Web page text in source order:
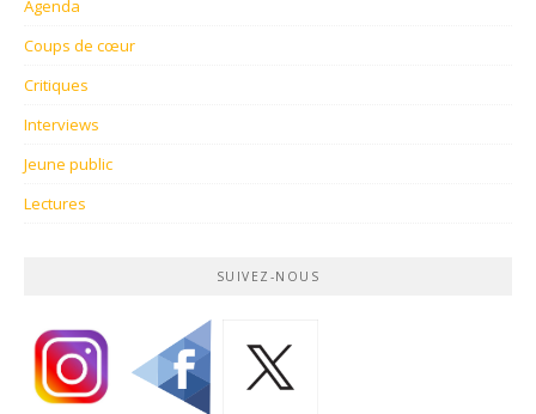
Agenda
Coups de cœur
Critiques
Interviews
Jeune public
Lectures
SUIVEZ-NOUS